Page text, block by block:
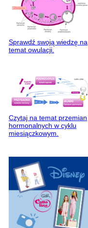
Sprawdź swoją wiedzę na
temat owulacji.
Czytaj na temat przemian
hormonalnych w cyklu
miesiączkowym.